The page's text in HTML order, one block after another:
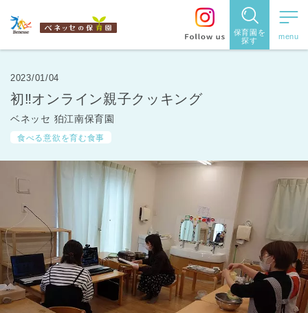
保育園を
探す
保育園を探す
住所・駅
す
都道府県
から探す
2023/01/04
初‼オンライン親子クッキング
ベネッセ 狛江南保育園
食べる意欲を育む食事